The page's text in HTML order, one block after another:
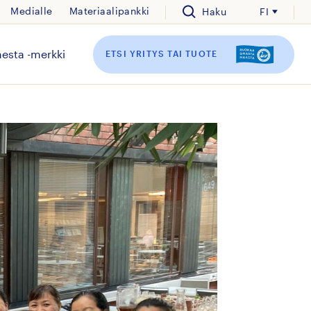
Medialle Materiaalipankki Haku FI
-merkki ETSI YRITYS TAI TUOTE